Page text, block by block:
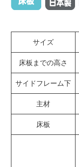
サイズ
床板までの高さ
サイドフレーム下
主材
床板